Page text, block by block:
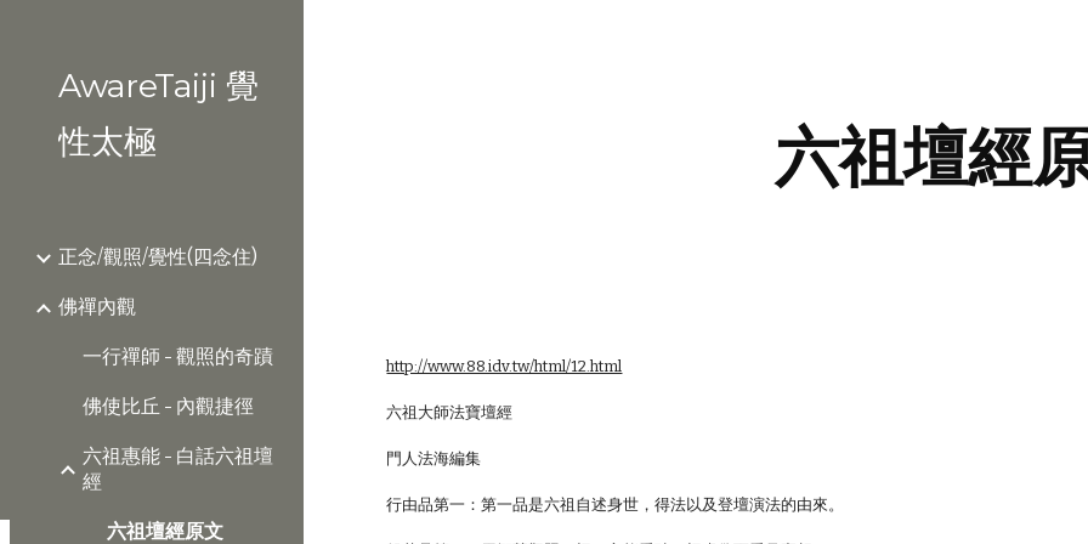
AwareTaiji 覺
性太極
正念/觀照/覺性(四念住)
佛禪內觀
一行禪師 - 觀照的奇蹟
佛使比丘 - 內觀捷徑
六祖惠能 - 白話六祖壇
經
六祖壇經原文
六祖壇經
http://www.88.idv.tw/html/12.html
六祖大師法寶壇經
門人法海編集
行由品第一：第一品是六祖自述身世，得法以及登壇演法的由來。